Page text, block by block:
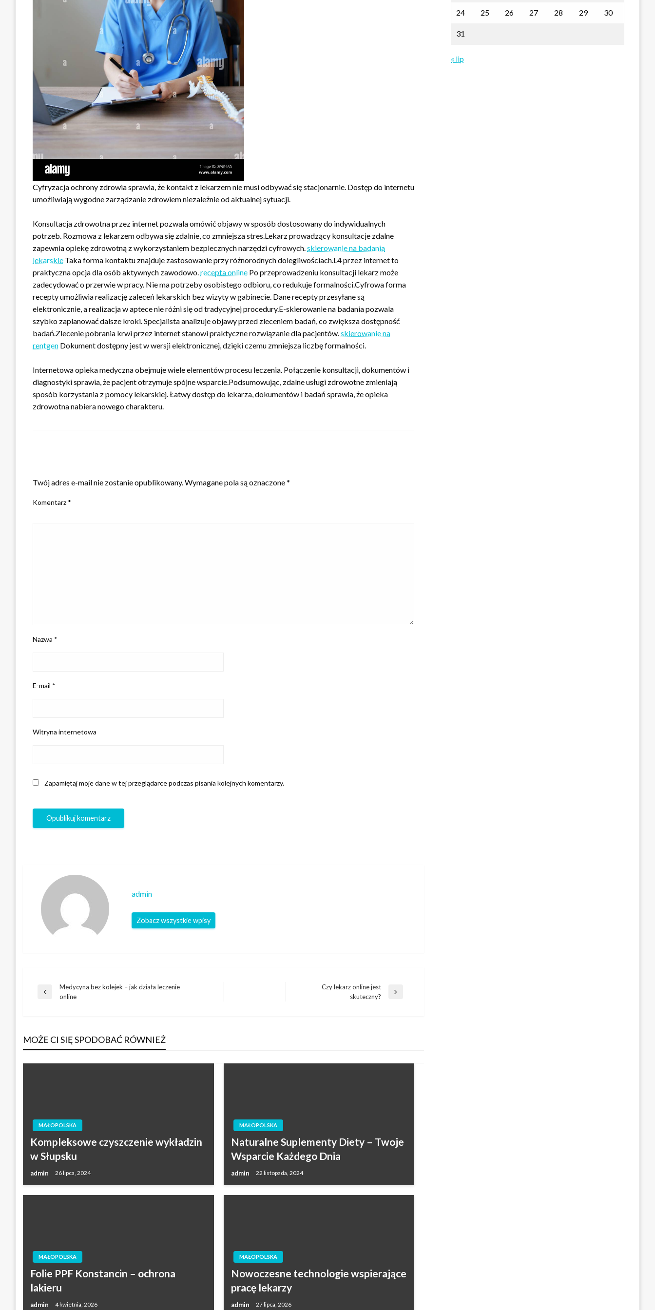
Cyfryzacja ochrony zdrowia sprawia, że kontakt z lekarzem nie musi odbywać się stacjonarnie. Dostęp do internetu
umożliwiają wygodne zarządzanie zdrowiem niezależnie od aktualnej sytuacji.
Konsultacja zdrowotna przez internet pozwala omówić objawy w sposób dostosowany do indywidualnych
potrzeb. Rozmowa z lekarzem odbywa się zdalnie, co zmniejsza stres.Lekarz prowadzący konsultacje zdalne
zapewnia opiekę zdrowotną z wykorzystaniem bezpiecznych narzędzi cyfrowych. skierowanie na badania
lekarskie Taka forma kontaktu znajduje zastosowanie przy różnorodnych dolegliwościach.L4 przez internet to
praktyczna opcja dla osób aktywnych zawodowo. recepta online Po przeprowadzeniu konsultacji lekarz może
zadecydować o przerwie w pracy. Nie ma potrzeby osobistego odbioru, co redukuje formalności.Cyfrowa forma
recepty umożliwia realizację zaleceń lekarskich bez wizyty w gabinecie. Dane recepty przesyłane są
elektronicznie, a realizacja w aptece nie różni się od tradycyjnej procedury.E-skierowanie na badania pozwala
szybko zaplanować dalsze kroki. Specjalista analizuje objawy przed zleceniem badań, co zwiększa dostępność
badań.Zlecenie pobrania krwi przez internet stanowi praktyczne rozwiązanie dla pacjentów. skierowanie na
rentgen Dokument dostępny jest w wersji elektronicznej, dzięki czemu zmniejsza liczbę formalności.
Internetowa opieka medyczna obejmuje wiele elementów procesu leczenia. Połączenie konsultacji, dokumentów i
diagnostyki sprawia, że pacjent otrzymuje spójne wsparcie.Podsumowując, zdalne usługi zdrowotne zmieniają
sposób korzystania z pomocy lekarskiej. Łatwy dostęp do lekarza, dokumentów i badań sprawia, że opieka
zdrowotna nabiera nowego charakteru.
Twój adres e-mail nie zostanie opublikowany. Wymagane pola są oznaczone*
Komentarz *
Nazwa *
E-mail *
Witryna internetowa
Zapamiętaj moje dane w tej przeglądarce podczas pisania kolejnych komentarzy.
admin
Zobacz wszystkie wpisy
Nawigacja
Poprzedni
Medycyna bez kolejek – jak działa leczenie
online
Czy lekarz online jest
skuteczny?
MOŻE CI SIĘ SPODOBAĆ RÓWNIEŻ
MAŁOPOLSKA
Kompleksowe czyszczenie wykładzin
w Słupsku
admin 26 lipca, 2024
MAŁOPOLSKA
Naturalne Suplementy Diety – Twoje
Wsparcie Każdego Dnia
admin 22 listopada, 2024
MAŁOPOLSKA
Folie PPF Konstancin – ochrona
lakieru
admin 4 kwietnia, 2026
MAŁOPOLSKA
Nowoczesne technologie wspierające
pracę lekarzy
admin 27 lipca, 2026
24 25 26 27 28 29 30
31
« lip